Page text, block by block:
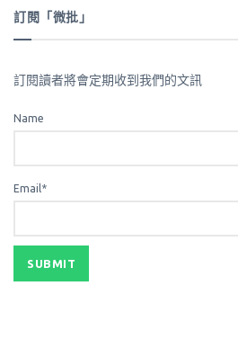
訂閱「微批」
訂閱讀者將會定期收到我們的文訊
Name
Email*